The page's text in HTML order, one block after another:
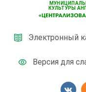
КУЛЬТУРЫ
Электронный
Версия для